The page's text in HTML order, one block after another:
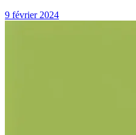
9 février 2024